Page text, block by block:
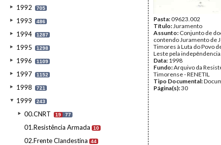
1992 705
1993 486
1994 1287
1995 1298
1996 1109
1997 1152
1998 721
1999 243
00.CNRT 19 77
01.Resistência Armada 10
02.Frente Clandestina 44
Pasta:09623.002
Título:Juramento
Assunto: Conjunto de
contendo Juramento de
Timores à Luta do Povo
Leste pela
Data: 1998
Fundo:Arquivo da
Timorense - RENETIL
Tipo Documental:
Página(s):30